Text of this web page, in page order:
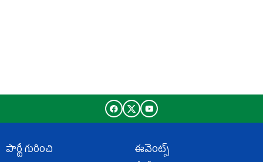
పార్టీ గురించి
ఈవెంట్స్